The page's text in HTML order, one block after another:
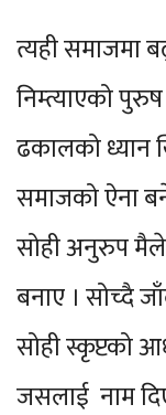
त्यही समाजमा
निम्त्याएको
ढकालको ध्यान
समाजको ऐना
सोही अनुरुप मैले
बनाए । सोच्दै
सोही स्कृप्टको
जसलाई नाम